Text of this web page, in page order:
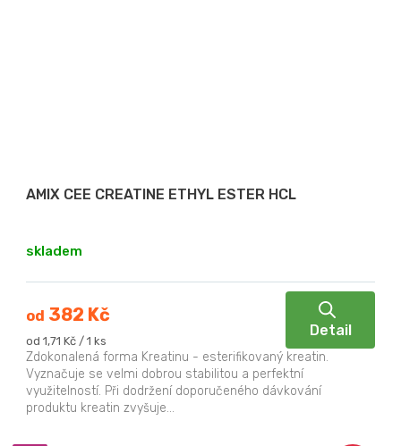
AMIX CEE CREATINE ETHYL ESTER HCL
skladem
od 382 Kč
Měrná
cena:
od 1,71 Kč / 1 ks
Detail
Zdokonalená forma Kreatinu - esterifikovaný kreatin.
Vyznačuje se velmi dobrou stabilitou a perfektní
využitelností. Při dodržení doporučeného dávkování
produktu kreatin zvyšuje...